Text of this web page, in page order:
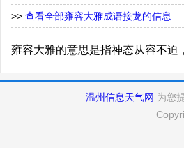
>> 查看全部雍容大雅成语接龙的信息
雍容大雅的意思是指神态从容不迫
温州信息天气网 为您